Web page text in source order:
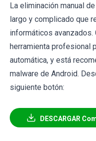
La eliminación manual
largo y complicado que
informáticos avanzados.
herramienta profesional
automática, y está
malware de Android.
siguiente botón:
DESCARGAR